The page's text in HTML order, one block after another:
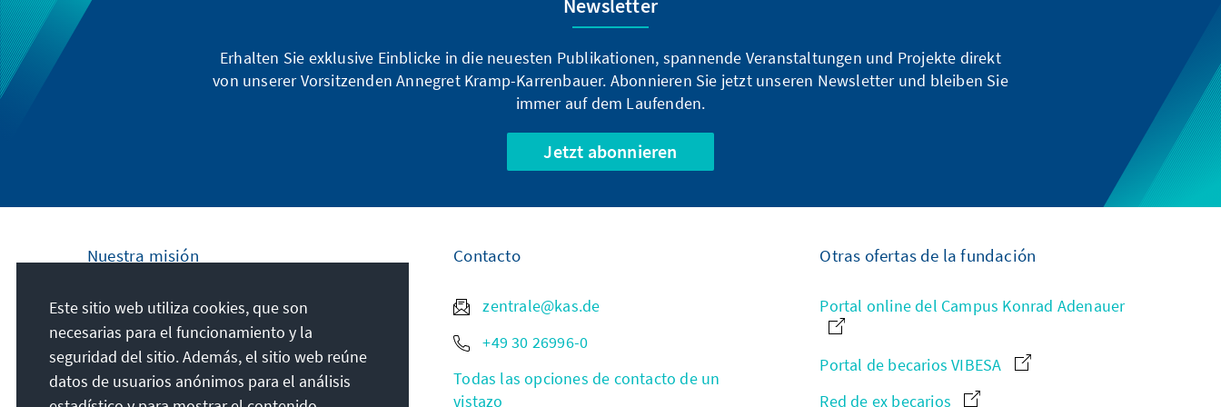
Newsletter
Erhalten Sie exklusive Einblicke in die neuesten Publikationen, spannende Veranstaltungen und Projekte direkt
von unserer Vorsitzenden Annegret Kramp-Karrenbauer. Abonnieren Sie jetzt unseren Newsletter und bleiben Sie
immer auf dem Laufenden.
Jetzt abonnieren
Nuestra misión
La Fundación Konrad Adenauer se
compromete a nivel nacional e internacional
a fomentar los principios de Paz, Libertad y
Justicia a través de la educación cívica y
formación política. Promovemos y
Contacto
zentrale@kas.de
+49 30 26996-0
Todas las opciones de contacto de un
vistazo
Otras ofertas de la fundación
Portal online del Campus Konrad Adenauer
Portal de becarios VIBESA
Red de ex becarios
Este sitio web utiliza cookies, que son
necesarias para el funcionamiento y la
seguridad del sitio. Además, el sitio web reúne
datos de usuarios anónimos para el análisis